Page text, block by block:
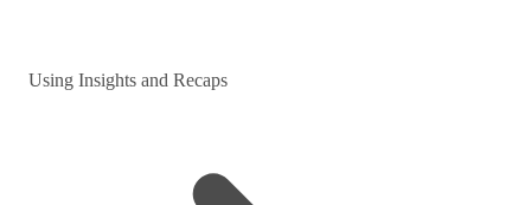
Using Insights and Recaps